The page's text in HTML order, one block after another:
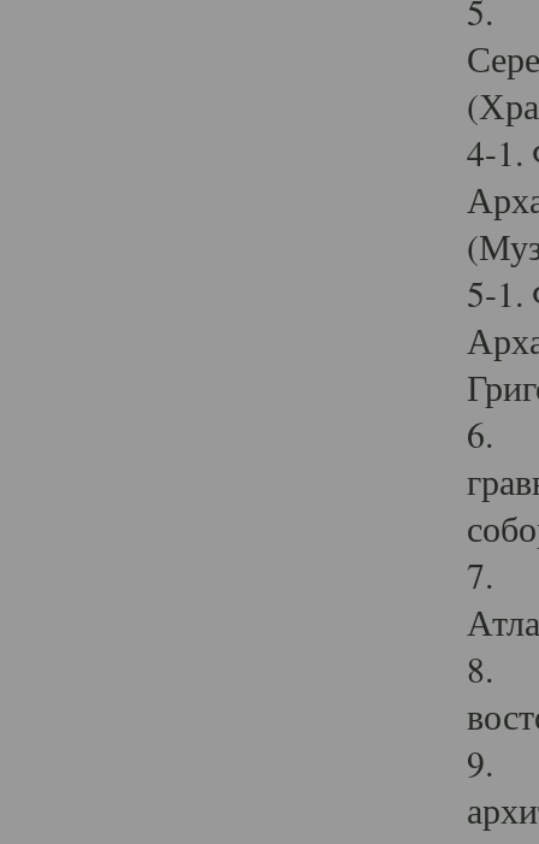
5.
4-1.
5-1.
6.
7.
8.
9.